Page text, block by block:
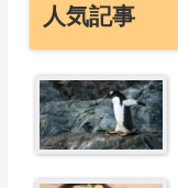
人気記事